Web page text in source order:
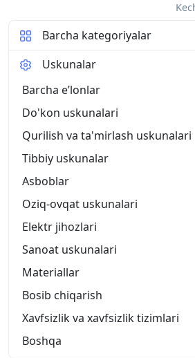
Barcha kategoriyalar
Uskunalar
Barcha eʼlonlar
Do'kon uskunalari
Qurilish va ta'mirlash uskunalari
Tibbiy uskunalar
Asboblar
Oziq-ovqat uskunalari
Elektr jihozlari
Sanoat uskunalari
Materiallar
Bosib chiqarish
Xavfsizlik va xavfsizlik tizimlari
Boshqa